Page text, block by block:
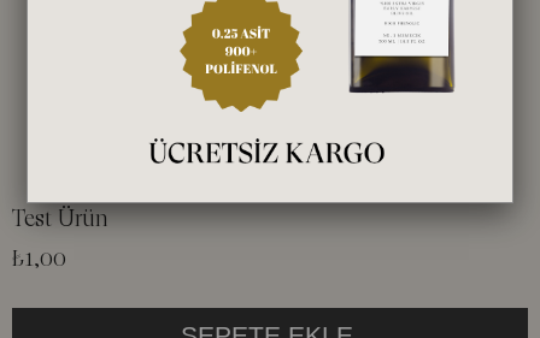
Test Ürün
₺1,00